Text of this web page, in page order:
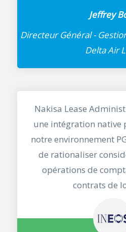
Jeffrey
Directeur Général -
Delta Air
Nakisa Lease
une intégration native
notre environnement
de rationaliser
opérations de
contrats de